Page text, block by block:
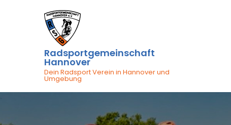
Radsportgemeinschaft
Hannover
Dein Radsport Verein in Hannover und
Umgebung